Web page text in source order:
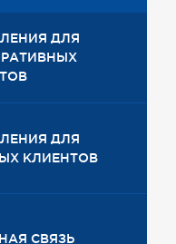
ДЛЯ
ДЛЯ
КЛИЕНТОВ
СВЯЗЬ